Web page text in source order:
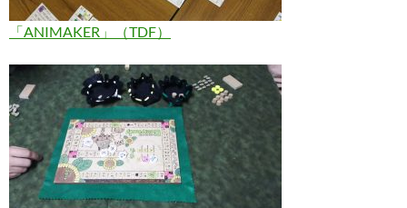
「ANIMAKER」（TDF）